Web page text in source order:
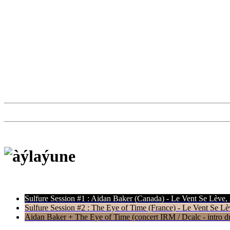
Sulfure Session #1 : Aidan Baker (Canada) - Le Vent Se Lève,
Sulfure Session #2 : The Eye of Time (France) - Le Vent Se
Aidan Baker + The Eye of Time (concert IRM / Dcalc - intro